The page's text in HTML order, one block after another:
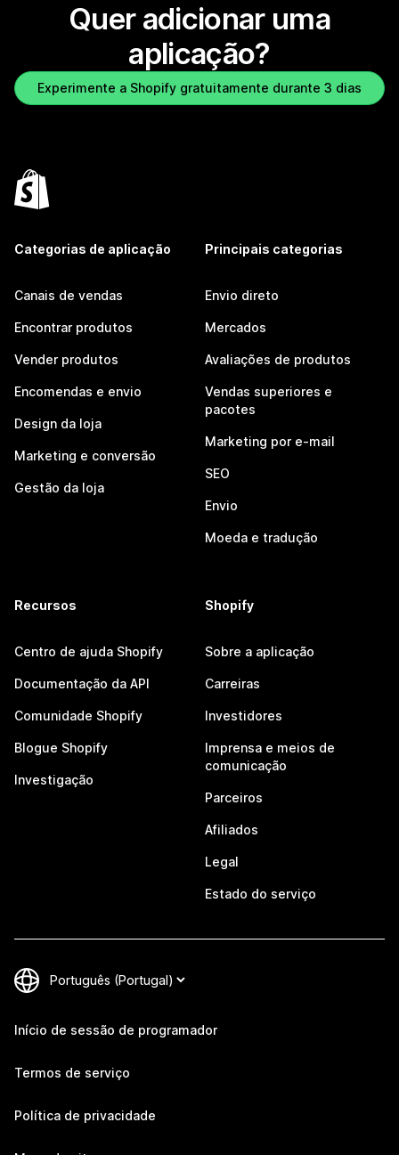
Quer adicionar uma
aplicação?
Experimente a Shopify gratuitamente durante 3 dias
Categorias de aplicação
Canais de vendas
Encontrar produtos
Vender produtos
Encomendas e envio
Design da loja
Marketing e conversão
Gestão da loja
Principais categorias
Envio direto
Mercados
Avaliações de produtos
Vendas superiores e
pacotes
Marketing por e-mail
SEO
Envio
Moeda e tradução
Recursos
Centro de ajuda Shopify
Documentação da API
Comunidade Shopify
Blogue Shopify
Investigação
Shopify
Sobre a aplicação
Carreiras
Investidores
Imprensa e meios de
comunicação
Parceiros
Afiliados
Legal
Estado do serviço
Início de sessão de programador
Termos de serviço
Política de privacidade